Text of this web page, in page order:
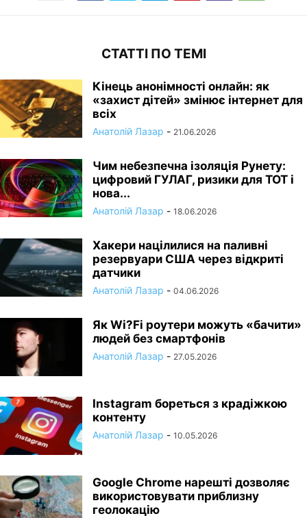
СТАТТІ ПО ТЕМІ
Кінець анонімності онлайн: як
«захист дітей» змінює інтернет для
всіх
Анатолій Лазар - 21.06.2026
Чим небезпечна ізоляція Рунету:
цифровий ГУЛАГ, ризики для ТОТ і
нова...
Анатолій Лазар - 18.06.2026
Хакери націлилися на паливні
резервуари США через відкриті
датчики
Анатолій Лазар - 04.06.2026
Як Wi?Fi роутери можуть «бачити»
людей без смартфонів
Анатолій Лазар - 27.05.2026
Instagram бореться з крадіжкою
контенту
Анатолій Лазар - 10.05.2026
Google Chrome нарешті дозволяє
використовувати приблизну
геолокацію